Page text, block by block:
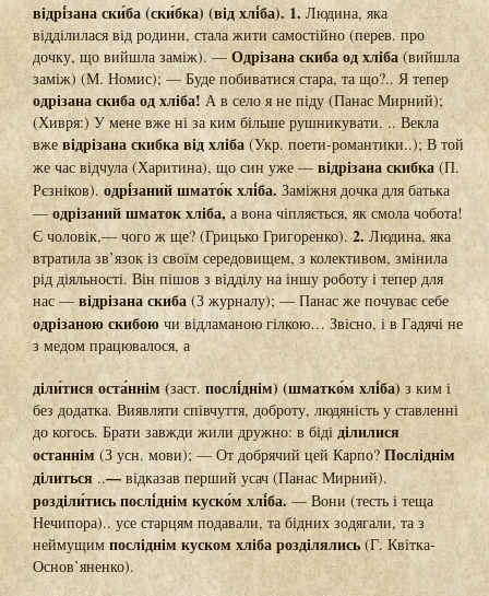
відрі́зана ски́ба (ски́бка) (від хлі́ба). 1. Людина, яка
відділилася від родини, стала жити самостійно (перев. про
дочку, що вийшла заміж). — Одрізана скиба од хліба(вийшла
заміж) (М. Номис); — Буде побиватися стара, та що?.. Я тепер
одрізана скиба од хліба! А в село я не піду (Панас Мирний);
(Хивря:) У мене вже ні за ким більше рушникувати. .. Векла
вжевідрізана скибка від хліба(Укр. поети-романтики..); В той
же час відчула (Харитина), що син уже —відрізана скибка (П.
Рєзніков). одрі́заний шмато́к хлі́ба.Заміжня дочка для батька
— одрізаний шматок хліба,а вона чіпляється, як смола чобота!
Є чоловік,— чого ж ще? (Грицько Григоренко).2. Людина, яка
втратила зв’язок із своїм середовищем, з колективом, змінила
рід діяльності. Він пішов з відділу на іншу роботу і тепер для
нас — відрізана скиба(З журналу); — Панас же почуває себе
одрізаною скибою чи відламаною гілкою… Звісно, і в Гадячі не
з медом працювалося, а
діли́тися оста́ннім (заст. послі́днім) (шматко́м хлі́ба)з ким і
без додатка. Виявляти співчуття, доброту, людяність у ставленні
до когось. Брати завжди жили дружно: в біді ділилися
останнім (З усн. мови); — От добрячий цей Карпо?Посліднім
ділиться ..— відказав перший усач (Панас Мирний).
розділи́тись послі́днім куско́м хлі́ба.— Вони (тесть і теща
Нечипора).. усе старцям подавали, та бідних зодягали, та з
неймущим посліднім куском хліба розділялись (Г. Квітка-
Основ’яненко).